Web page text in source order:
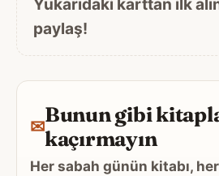
Yukarıdaki karttan ilk
paylaş!
✉Bunun gibi
kaçırmayın
Her sabah günün kitabı,